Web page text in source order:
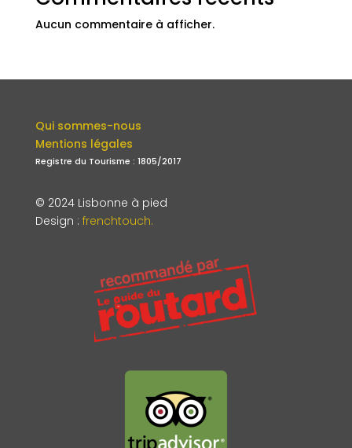
Aucun commentaire à afficher.
Qui sommes-nous
Mentions légales
Registre du Tourisme : 1805/2017
© 2024 Lisbonne à pied
Design : frenchtouch.